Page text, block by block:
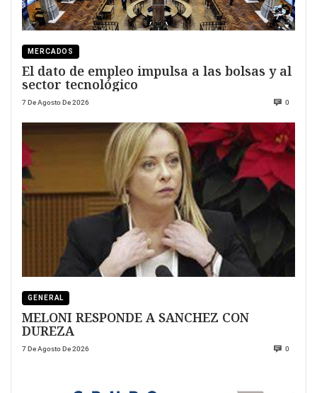
MERCADOS
El dato de empleo impulsa a las bolsas y al
sector tecnológico
7 De Agosto De 2026 0
GENERAL
MELONI RESPONDE A SANCHEZ CON
DUREZA
7 De Agosto De 2026 0